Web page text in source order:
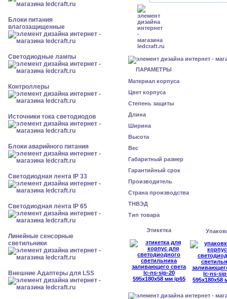
Блоки питания
влагозащищенные
Светодиодные лампы
Контроллеры
Источники тока светодиодов
Блоки аварийного питания
Светодиодная лента IP 33
Светодиодная лента IP 65
Линейные сенсорные
светильники
Внешние Адаптеры для LSS
ПАРАМЕТРЫ
Материал корпуса
Цвет корпуса
Степень защиты
Длина
Ширина
Высота
Вес
Габаритный размер
Гарантийный срок
Производитель
Страна производства
ТНВЭД
Тип товара
Этикетка